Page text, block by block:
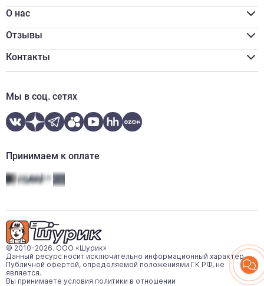
Распил
Для бизнеса
Оплата наличными
Обмен и возврат
Онлайн оплата
Онлайн кредитование
О нас
Сертификаты
Новости
Отзывы
Контакты
Отзывы
Контакты
Ежедневно:08:00-20:00
WhatsApp
Telegram
Мы в соц. сетях
Принимаем к оплате
© 2010-2026. ООО «Шурик»
Данный ресурс носит исключительно информационный характер.
Публичной офертой, определяемой положениями ГК РФ, не
является.
Вы принимаете условия политики в отношении